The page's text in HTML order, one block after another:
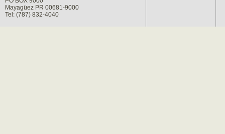
Mayagüez PR 00681-9000
Tel: (787) 832-4040